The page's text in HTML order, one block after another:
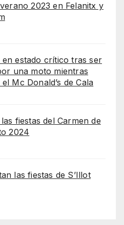
2023 en Felanitx y
en estado crítico tras ser
una moto mientras
Mc Donald’s de Cala
fiestas del Carmen de
2024
las fiestas de S’Illot